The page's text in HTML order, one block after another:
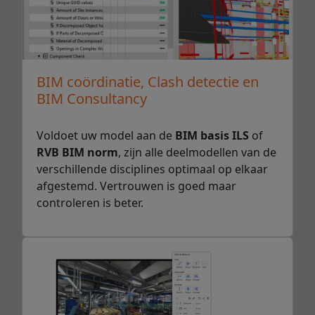
BIM coördinatie, Clash detectie en
BIM Consultancy
Voldoet uw model aan de BIM basis ILS of
RVB BIM norm, zijn alle deelmodellen van de
verschillende disciplines optimaal op elkaar
afgestemd. Vertrouwen is goed maar
controleren is beter.